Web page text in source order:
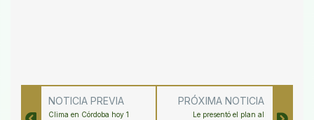
NOTICIA PREVIA
Clima en Córdoba hoy 1
PRÓXIMA NOTICIA
Le presentó el plan al